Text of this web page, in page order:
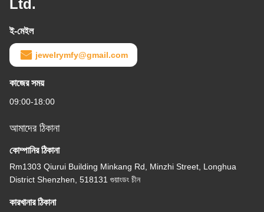
Ltd.
ই-মেইল
jewelrymfy@gmail.com
কাজের সময়
09:00-18:00
আমাদের ঠিকানা
কোম্পানির ঠিকানা
Rm1303 Qiurui Building Minkang Rd, Minzhi Street, Longhua
District Shenzhen, 518131 গুয়াংডং চীন
কারখানার ঠিকানা